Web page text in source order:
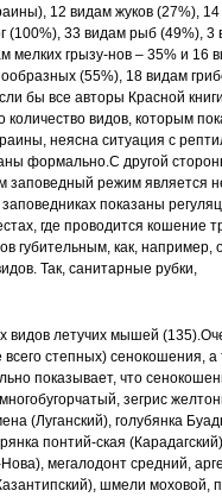
12 видам жуков (27%),
(100%), 33 видам рыб (49%),
мелких грызу-нов – 35% и 16
(55%), 18 видам
бы все авторы Красной
количество видов, которым
неясна ситуация с
формально.С другой
заповедный режимявляется
показаны
где проводится кошение
губительным, как, например,
Так, санитарные рубки,
видов летучих мышей(135).
степных) сенокошения,
показывает, что
зегрис
(Луганский), голубянка
понтий-ская
мегалодонт средний,
шмели моховой,